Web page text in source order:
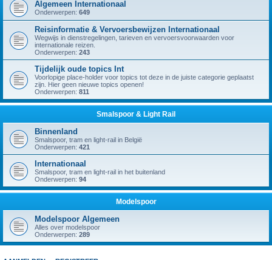
Algemeen Internationaal
Onderwerpen: 649
Reisinformatie & Vervoersbewijzen Internationaal
Wegwijs in dienstregelingen, tarieven en vervoersvoorwaarden voor
internationale reizen.
Onderwerpen: 243
Tijdelijk oude topics Int
Voorlopige place-holder voor topics tot deze in de juiste categorie geplaatst
zijn. Hier geen nieuwe topics openen!
Onderwerpen: 811
Smalspoor & Light Rail
Binnenland
Smalspoor, tram en light-rail in België
Onderwerpen: 421
Internationaal
Smalspoor, tram en light-rail in het buitenland
Onderwerpen: 94
Modelspoor
Modelspoor Algemeen
Alles over modelspoor
Onderwerpen: 289